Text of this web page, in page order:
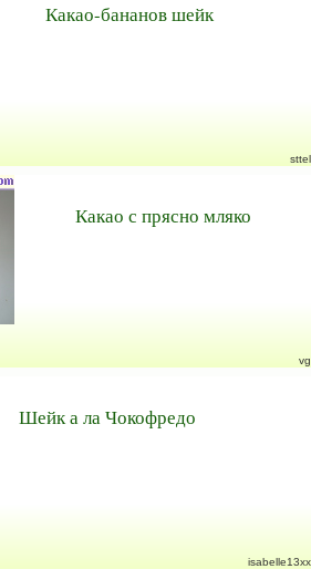
Какао-бананов шейк
sttel
Какао с прясно мляко
vg
Шейк а ла Чокофредо
isabelle13xx